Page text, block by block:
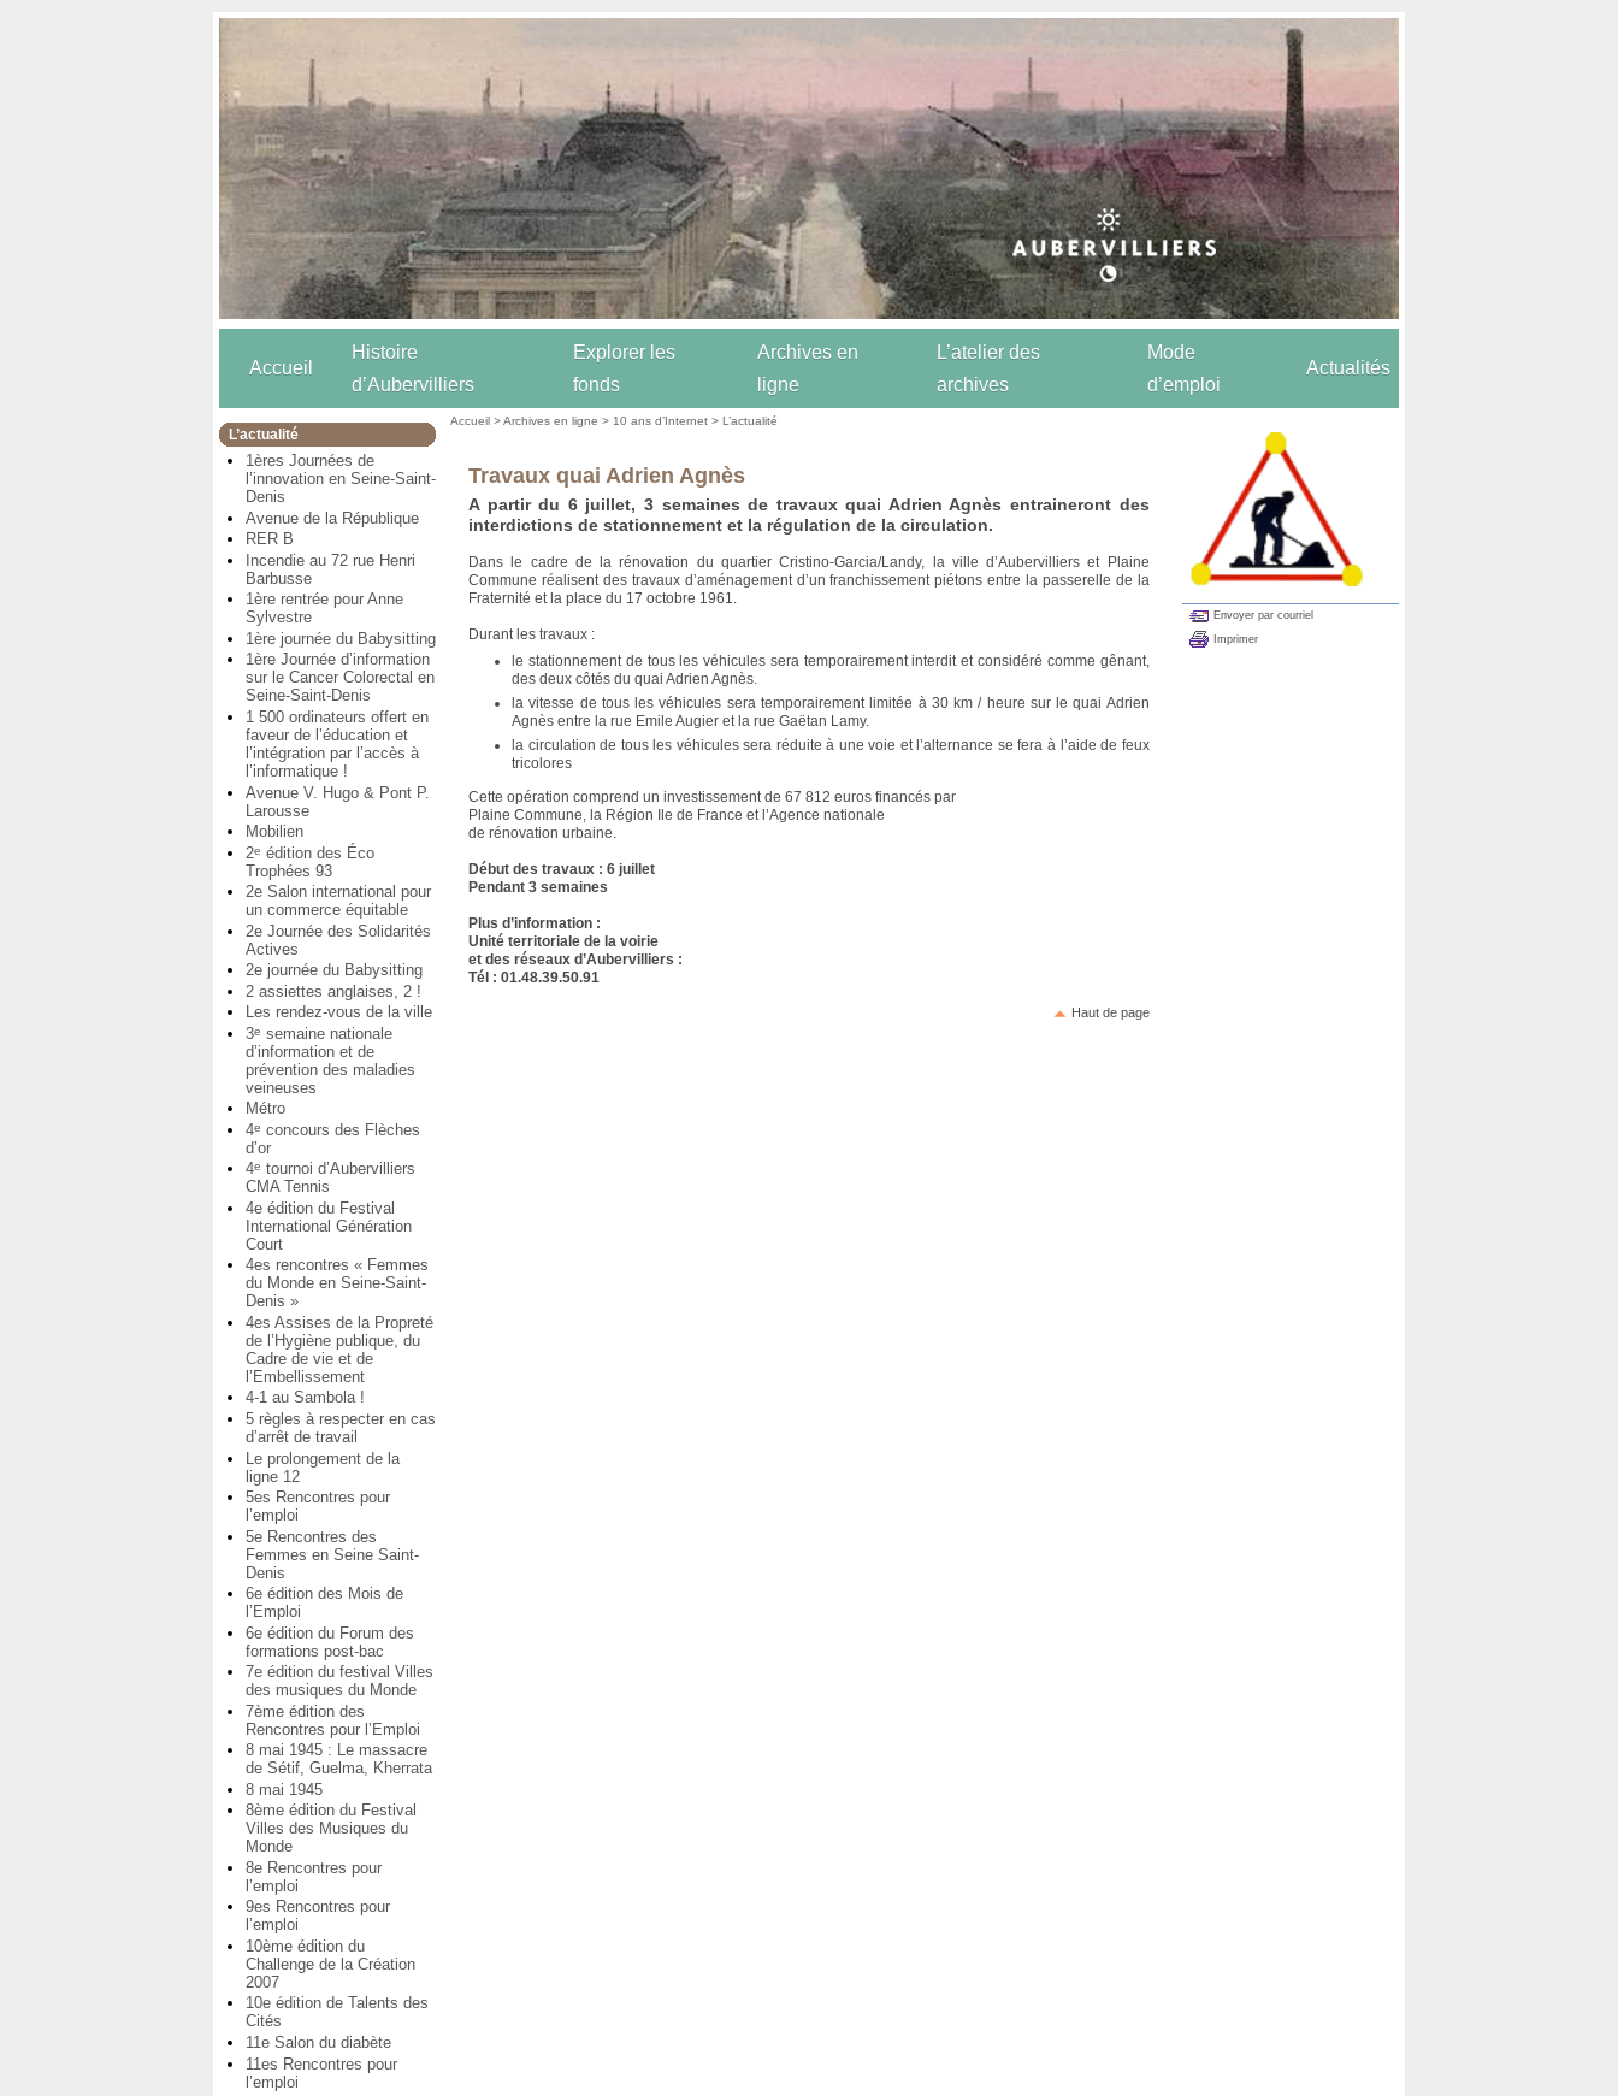
Accueil
Histoire
d’Aubervilliers
Explorer les
fonds
Archives en
ligne
L’atelier des
archives
Mode
d’emploi
Actualités
L’actualité
1ères Journées de
l’innovation en Seine-Saint-
Denis
Avenue de la République
RER B
Incendie au 72 rue Henri
Barbusse
1ère rentrée pour Anne
Sylvestre
1ère journée du Babysitting
1ère Journée d’information
sur le Cancer Colorectal en
Seine-Saint-Denis
1 500 ordinateurs offert en
faveur de l’éducation et
l’intégration par l’accès à
l’informatique !
Avenue V. Hugo & Pont P.
Larousse
Mobilien
2e édition des Éco
Trophées 93
2e Salon international pour
un commerce équitable
2e Journée des Solidarités
Actives
2e journée du Babysitting
2 assiettes anglaises, 2 !
Les rendez-vous de la ville
3e semaine nationale
d’information et de
prévention des maladies
veineuses
Métro
4e concours des Flèches
d’or
4e tournoi d’Aubervilliers
CMA Tennis
4e édition du Festival
International Génération
Court
4es rencontres « Femmes
du Monde en Seine-Saint-
Denis »
4es Assises de la Propreté
de l’Hygiène publique, du
Cadre de vie et de
l’Embellissement
4-1 au Sambola !
5 règles à respecter en cas
d’arrêt de travail
Le prolongement de la
ligne 12
5es Rencontres pour
l’emploi
5e Rencontres des
Femmes en Seine Saint-
Denis
6e édition des Mois de
l’Emploi
6e édition du Forum des
formations post-bac
7e édition du festival Villes
des musiques du Monde
7ème édition des
Rencontres pour l’Emploi
8 mai 1945 : Le massacre
de Sétif, Guelma, Kherrata
8 mai 1945
8ème édition du Festival
Villes des Musiques du
Monde
8e Rencontres pour
l’emploi
9es Rencontres pour
l’emploi
10ème édition du
Challenge de la Création
2007
10e édition de Talents des
Cités
11e Salon du diabète
11es Rencontres pour
l’emploi
Accueil >Archives en ligne > 10 ans d’Internet >L’actualité
Travaux quai Adrien Agnès
A partir du 6 juillet, 3 semaines de travaux quai Adrien Agnès entraineront des
interdictions de stationnement et la régulation de la circulation.
Dans le cadre de la rénovation du quartier Cristino-Garcia/Landy, la ville d’Aubervilliers et Plaine
Commune réalisent des travaux d’aménagement d’un franchissement piétons entre la passerelle de la
Fraternité et la place du 17 octobre 1961.
Durant les travaux :
le stationnement de tous les véhicules sera temporairement interdit et considéré comme gênant,
des deux côtés du quai Adrien Agnès.
la vitesse de tous les véhicules sera temporairement limitée à 30 km / heure sur le quai Adrien
Agnès entre la rue Emile Augier et la rue Gaëtan Lamy.
la circulation de tous les véhicules sera réduite à une voie et l’alternance se fera à l’aide de feux
tricolores
Cette opération comprend un investissement de 67 812 euros financés par
Plaine Commune, la Région Ile de France et l’Agence nationale
de rénovation urbaine.
Début des travaux : 6 juillet
Pendant 3 semaines
Plus d’information :
Unité territoriale de la voirie
et des réseaux d’Aubervilliers :
Tél : 01.48.39.50.91
Haut de page
Envoyer par courriel
Imprimer